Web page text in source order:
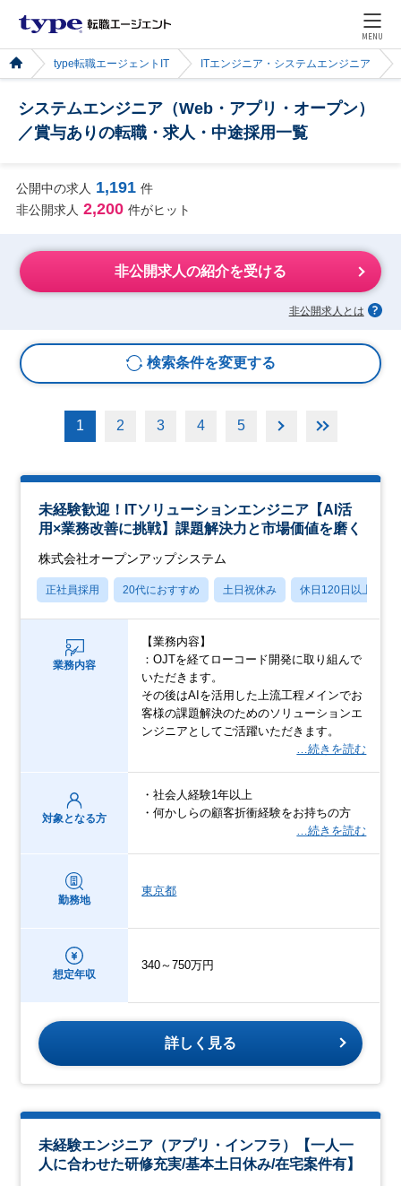
MENU
type転職エージェントIT ITエンジニア・システムエンジニア
システムエンジニア（Web・アプリ・オープン）
／賞与ありの転職・求人・中途採用一覧
公開中の求人 1,191 件
非公開求人 2,200 件がヒット
非公開求人の紹介を受ける
非公開求人とは
検索条件を変更する
1 2 3 4 5
未経験歓迎！ITソリューションエンジニア【AI活
用×業務改善に挑戦】課題解決力と市場価値を磨く
株式会社オープンアップシステム
正社員採用 20代におすすめ 土日祝休み 休日120日以上
業務内容
【業務内容】
：OJTを経てローコード開発に取り組んで
いただきます。
その後はAIを活用した上流工程メインでお
客様の課題解決のためのソリューションエ
ンジニアとしてご活躍いただきます。
…続きを読む
対象となる方
・社会人経験1年以上
・何かしらの顧客折衝経験をお持ちの方
…続きを読む
勤務地
東京都
想定年収
340～750万円
詳しく見る
未経験エンジニア（アプリ・インフラ）【一人一
人に合わせた研修充実/基本土日休み/在宅案件有】